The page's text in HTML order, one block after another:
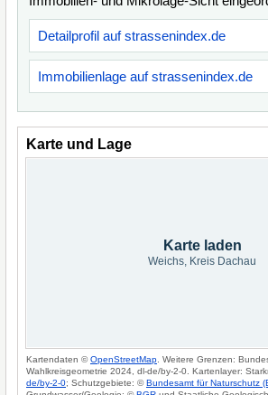
Detailprofil auf strassenindex.de
Immobilienlage auf strassenindex.de
Karte und Lage
Karte laden
Weichs, Kreis Dachau
Kartendaten ©OpenStreetMap . Weitere Grenzen:
Wahlkreisgeometrie 2024, dl-de/by-2-0. Kartenlayer:
de/by-2-0; Schutzgebiete: ©Bundesamt für Naturschutz